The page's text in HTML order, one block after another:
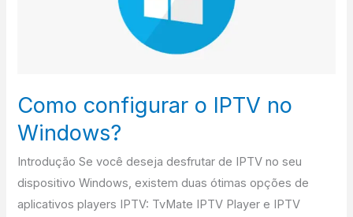
Como configurar o IPTV no
Windows?
Introdução Se você deseja desfrutar de IPTV no seu
dispositivo Windows, existem duas ótimas opções de
aplicativos players IPTV: TvMate IPTV Player e IPTV